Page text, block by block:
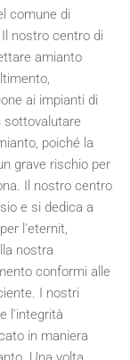
comune di
nostro centro di
amianto
ai impianti di
sottovalutare
poiché la
grave rischio per
Il nostro centro
e si dedica a
l'eternit,
nostra
conformi alle
I nostri
l'integrità
in maniera